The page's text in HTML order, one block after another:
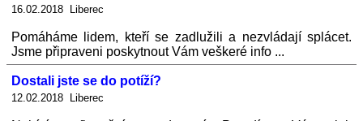
16.02.2018 Liberec
Pomáháme lidem, kteří se zadlužili a nezvládají splácet.
Jsme připraveni poskytnout Vám veškeré info ...
Dostali jste se do potíží?
12.02.2018 Liberec